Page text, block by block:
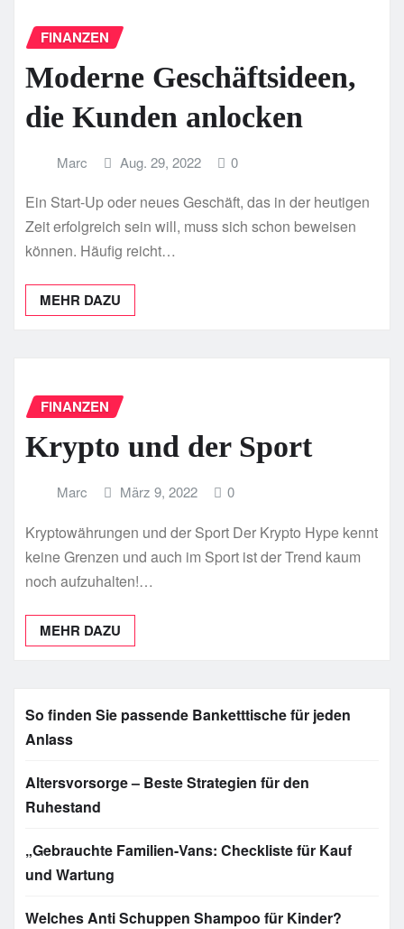
FINANZEN
Moderne Geschäftsideen,
die Kunden anlocken
Marc Aug. 29, 2022 0
Ein Start-Up oder neues Geschäft, das in der heutigen
Zeit erfolgreich sein will, muss sich schon beweisen
können. Häufig reicht…
MEHR DAZU
FINANZEN
Krypto und der Sport
Marc März 9, 2022 0
Kryptowährungen und der Sport Der Krypto Hype kennt
keine Grenzen und auch im Sport ist der Trend kaum
noch aufzuhalten!…
MEHR DAZU
So finden Sie passende Banketttische für jeden
Anlass
Altersvorsorge – Beste Strategien für den
Ruhestand
„Gebrauchte Familien-Vans: Checkliste für Kauf
und Wartung
Welches Anti Schuppen Shampoo für Kinder?